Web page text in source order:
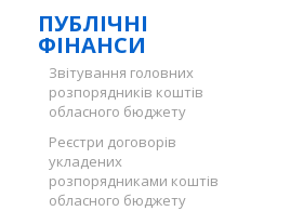
ПУБЛІЧНІ
ФІНАНСИ
Звітування головних
розпорядників коштів
обласного бюджету
Реєстри договорів
укладених
розпорядниками коштів
обласного бюджету